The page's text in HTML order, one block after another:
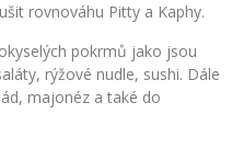
rovnováhu Pitty a Kaphy.
pokrmů jako jsou
rýžové nudle, sushi. Dále
majonéz a také do